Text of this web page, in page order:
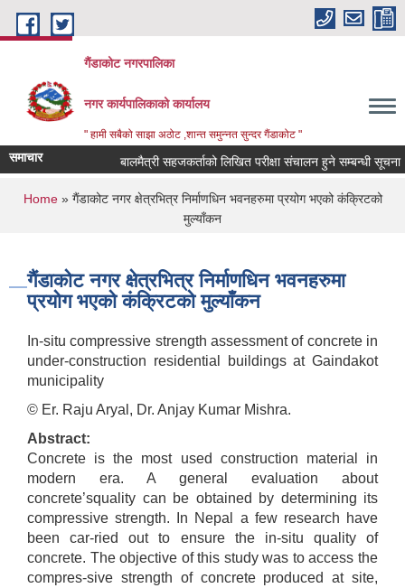
Skip to main content
गैंडाकोट नगरपालिका
नगर कार्यपालिकाको कार्यालय
" हामी सबैको साझा अठोट ,शान्त समुन्नत सुन्दर गैंडाकोट "
समाचार बालमैत्री सहजकर्ताको लिखित परीक्षा संचालन हुने सम्बन्धी सूचना !
You are here
Home» गैंडाकोट नगर क्षेत्रभित्र निर्माणधिन भवनहरुमा प्रयोग भएको कंक्रिटको
मुल्याँकन
गैंडाकोट नगर क्षेत्रभित्र निर्माणधिन भवनहरुमा
प्रयोग भएको कंक्रिटको मुल्याँकन
In-situ compressive strength assessment of concrete in
under-construction residential buildings at Gaindakot
municipality
© Er. Raju Aryal, Dr. Anjay Kumar Mishra.
Abstract:
Concrete is the most used construction material in
modern era. A general evaluation about
concrete’squality can be obtained by determining its
compressive strength. In Nepal a few research have
been car-ried out to ensure the in-situ quality of
concrete. The objective of this study was to access the
compres-sive strength of concrete produced at site,